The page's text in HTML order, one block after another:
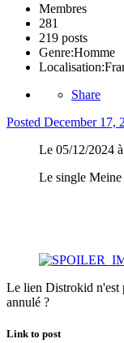
Membres
281
219 posts
Genre:Homme
Localisation:
Share
Posted December 17,
Le 05/12/2024
Le single Meine
Le lien Distrokid n'est
annulé ?
Link to post